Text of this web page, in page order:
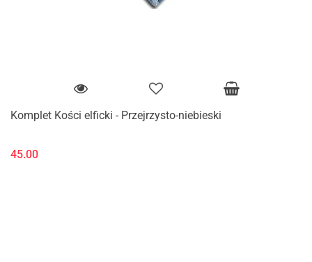
Komplet Kości elficki - Przejrzysto-niebieski
45.00